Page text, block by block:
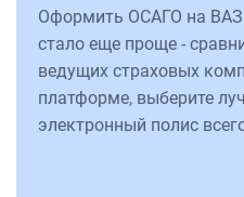
Оформить ОСАГО на ВАЗ
стало еще проще -
ведущих страховых
платформе, выберите
электронный полис